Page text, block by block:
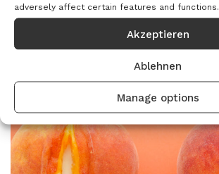
adversely affect certain features and functions.
Akzeptieren
Ablehnen
Manage options
Wunden